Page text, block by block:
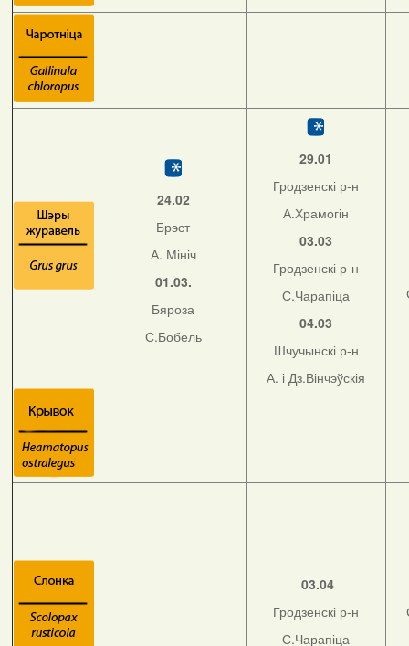
24.02
Брэст
А. Мініч
01.03.
Бяроза
С.Бобель
29.01
Гродзенскі р-н
А.Храмогін
03.03
Гродзенскі р-н
С.Чарапіца
04.03
Шчучынскі р-н
А. і Дз.Вінчэўскія
03.04
Гродзенскі р-н
С.Чарапіца